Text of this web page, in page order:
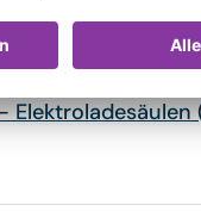
Elektroladesäulen